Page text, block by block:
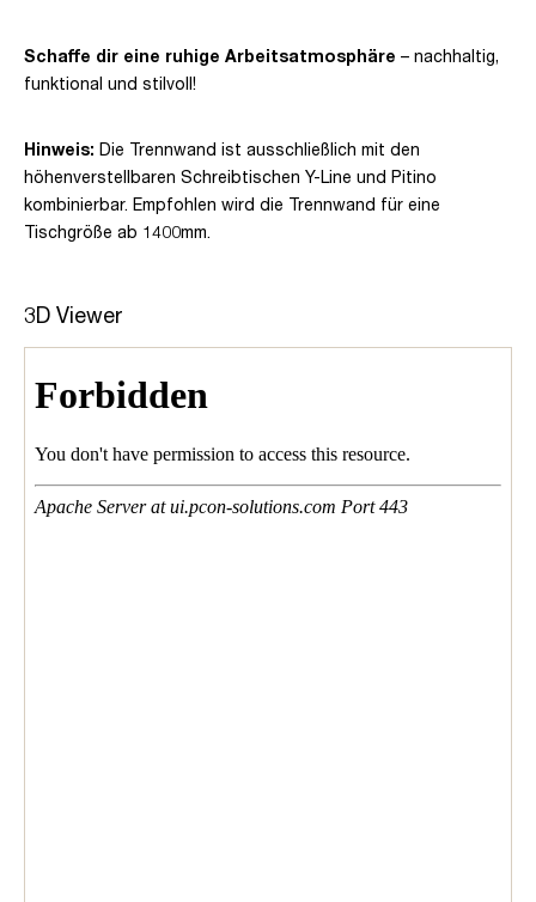
Schaffe dir eine ruhige Arbeitsatmosphäre – nachhaltig,
funktional und stilvoll!
Hinweis: Die Trennwand ist ausschließlich mit den
höhenverstellbaren Schreibtischen Y-Line und Pitino
kombinierbar. Empfohlen wird die Trennwand für eine
Tischgröße ab 1400mm.
3D Viewer